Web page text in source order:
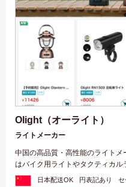
Olight（オーライト）
ライトメーカー
中国の高品質・高性能のライト
はバイク用ライトやタクティカル
日本配送OK 円表記あり セ